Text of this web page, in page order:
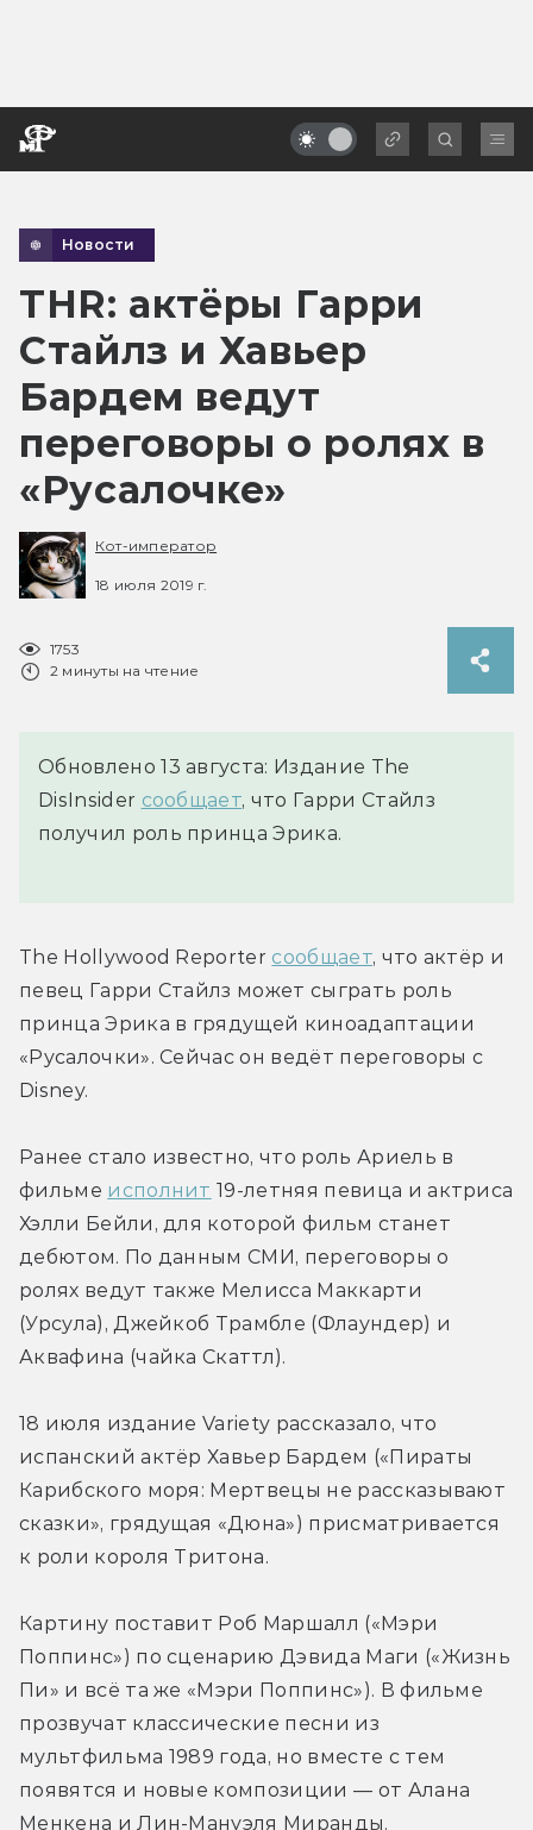
Новости
THR: актёры Гарри
Стайлз и Хавьер
Бардем ведут
переговоры о ролях в
«Русалочке»
Кот-император
18 июля 2019 г.
1753
2 минуты на чтение
Обновлено 13 августа: Издание The
DisInsider сообщает, что Гарри Стайлз
получил роль принца Эрика.
The Hollywood Reporter сообщает, что актёр и
певец Гарри Стайлз может сыграть роль
принца Эрика в грядущей киноадаптации
«Русалочки». Сейчас он ведёт переговоры с
Disney.
Ранее стало известно, что роль Ариель в
фильме исполнит 19-летняя певица и актриса
Хэлли Бейли, для которой фильм станет
дебютом. По данным СМИ, переговоры о
ролях ведут также Мелисса Маккарти
(Урсула), Джейкоб Трамбле (Флаундер) и
Аквафина (чайка Скаттл).
18 июля издание Variety рассказало, что
испанский актёр Хавьер Бардем («Пираты
Карибского моря: Мертвецы не рассказывают
сказки», грядущая «Дюна») присматривается
к роли короля Тритона.
Картину поставит Роб Маршалл («Мэри
Поппинс») по сценарию Дэвида Маги («Жизнь
Пи» и всё та же «Мэри Поппинс»). В фильме
прозвучат классические песни из
мультфильма 1989 года, но вместе с тем
появятся и новые композиции — от Алана
Менкена и Лин-Мануэля Миранды.